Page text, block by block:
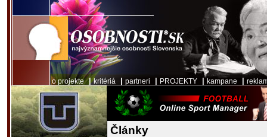
o projekte|kritériá partneri PROJEKTY kampane
Články